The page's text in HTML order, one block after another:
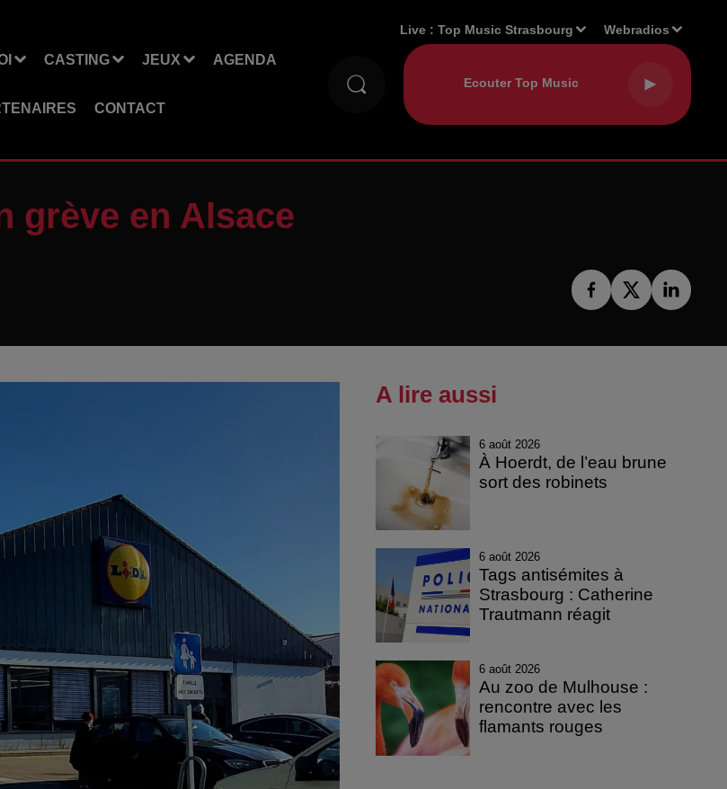
CASTING JEUX AGENDA
CONTACT
Live :Top Music Strasbourg Webradios
grève en Alsace
A lire aussi
6 août 2026
À Hoerdt, de l’eau brune
sort des robinets
6 août 2026
Tags antisémites à
Strasbourg : Catherine
Trautmann réagit
6 août 2026
Au zoo de Mulhouse :
rencontre avec les
flamants rouges